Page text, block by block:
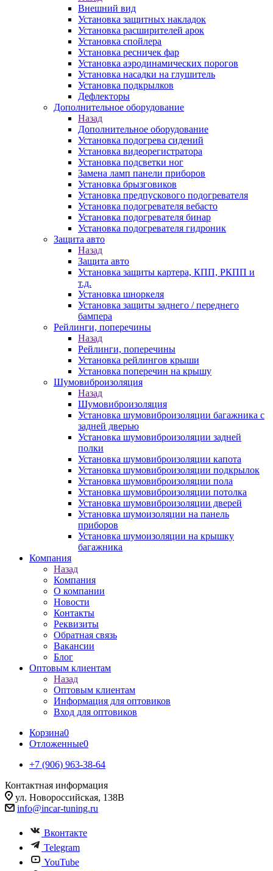
Внешний вид
Установка защитных накладок
Установка расширителей арок
Установка спойлера
Установка ресничек фар
Установка аэродинамических порогов
Установка насадки на глушитель
Установка подкрылков
Дефлекторы
Дополнительное оборудование
Назад
Дополнительное оборудование
Установка подогрева сидений
Установка видеорегистратора
Установка подсветки ног
Замена ламп панели приборов
Установка брызговиков
Установка предпускового подогревателя
Установка подогревателя вебасто
Установка подогревателя бинар
Установка подогревателя гидроник
Защита авто
Назад
Защита авто
Установка защиты картера, КПП, РКПП и
т.д.
Установка шноркеля
Установка защиты заднего / переднего
бампера
Рейлинги, поперечины
Назад
Рейлинги, поперечины
Установка рейлингов крыши
Установка поперечин на крышу
Шумовиброизоляция
Назад
Шумовиброизоляция
Установка шумовиброизоляции багажника с
задней дверью
Установка шумовиброизоляции задней
полки
Установка шумовиброизоляции капота
Установка шумовиброизоляции подкрылок
Установка шумовиброизоляции пола
Установка шумовиброизоляции потолка
Установка шумовиброизоляции дверей
Установка шумоизоляции на панель
приборов
Установка шумоизоляции на крышку
багажника
Компания
Назад
Компания
О компании
Новости
Контакты
Реквизиты
Обратная связь
Вакансии
Блог
Оптовым клиентам
Назад
Оптовым клиентам
Информация для оптовиков
Вход для оптовиков
Корзина0
Отложенные0
+7 (906) 963-38-64
Контактная информация
ул. Новороссийская, 138В
info@incar-tuning.ru
Вконтакте
Telegram
YouTube